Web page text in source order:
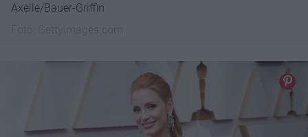
Axelle/Bauer-Griffin